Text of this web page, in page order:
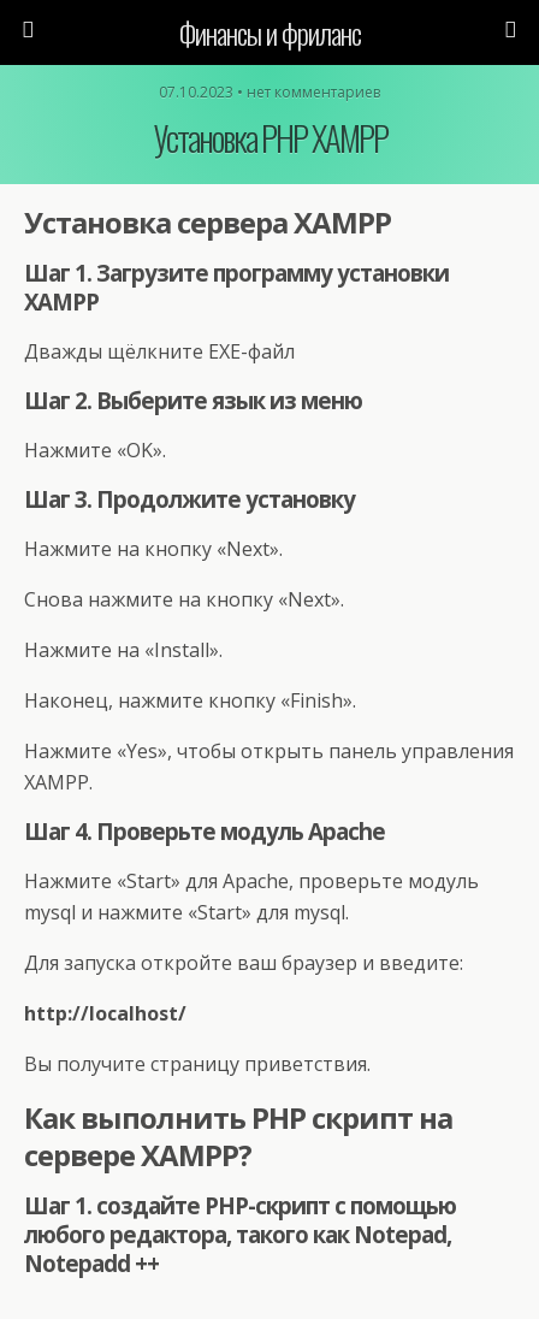
Финансы и фриланс
07.10.2023 • нет комментариев
Установка PHP XAMPP
Установка сервера XAMPP
Шаг 1. Загрузите программу установки
XAMPP
Дважды щёлкните EXE-файл
Шаг 2. Выберите язык из меню
Нажмите «OK».
Шаг 3. Продолжите установку
Нажмите на кнопку «Next».
Снова нажмите на кнопку «Next».
Нажмите на «Install».
Наконец, нажмите кнопку «Finish».
Нажмите «Yes», чтобы открыть панель управления
XAMPP.
Шаг 4. Проверьте модуль Apache
Нажмите «Start» для Apache, проверьте модуль
mysql и нажмите «Start» для mysql.
Для запуска откройте ваш браузер и введите:
http://localhost/
Вы получите страницу приветствия.
Как выполнить PHP скрипт на
сервере XAMPP?
Шаг 1. создайте PHP-скрипт с помощью
любого редактора, такого как Notepad,
Notepadd ++